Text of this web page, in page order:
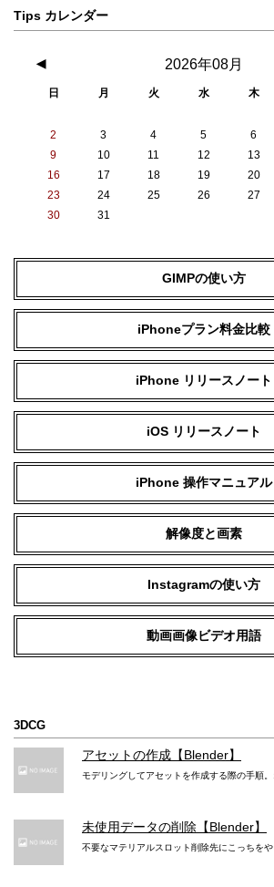
ールが使えるポートレートモード
6つのエフェクトを備えたポートレ
ートライ
ジオ照明
ステージ
写真フロントカメラ ナイトモ
あり
写真フロントカメラ マクロ写
カメラの動画撮影スペック
録音方式
撮影対応フォーマット
HEVC、H.264、ProRes
動画メインカメラ 4K撮影
25/30/60fps
動画メインカメラ 720p HD
動画メインカメラ シネマティッ
Tips カレンダー
2026年08月
◀
日 月 火 水 木
2
3 4 5 6
9
10 11 12 13
16
17 18 19 20
23
24 25 26 27
30
31
GIMPの使い方
iPhoneプラン料金比較
iPhone リリースノート
iOS リリースノート
iPhone 操作マニュアル
解像度と画素
Instagramの使い方
動画画像ビデオ用語
3DCG
アセットの作成【Blender】
モデリングしてアセットを作成する際の手順。
未使用データの削除【Blender】
不要なマテリアルスロット削除先にこっちをや